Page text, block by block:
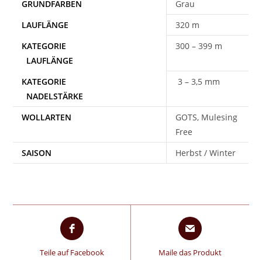
Grau
320 m
300 – 399 m
3 – 3,5 mm
WOLLARTEN
GOTS, Mulesing
Free
SAISON
Herbst / Winter
Teile auf Facebook Maile das Produkt